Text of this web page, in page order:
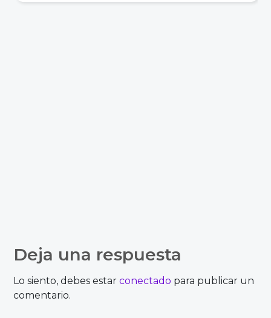
Deja una respuesta
Lo siento, debes estarconectado para publicar un
comentario.